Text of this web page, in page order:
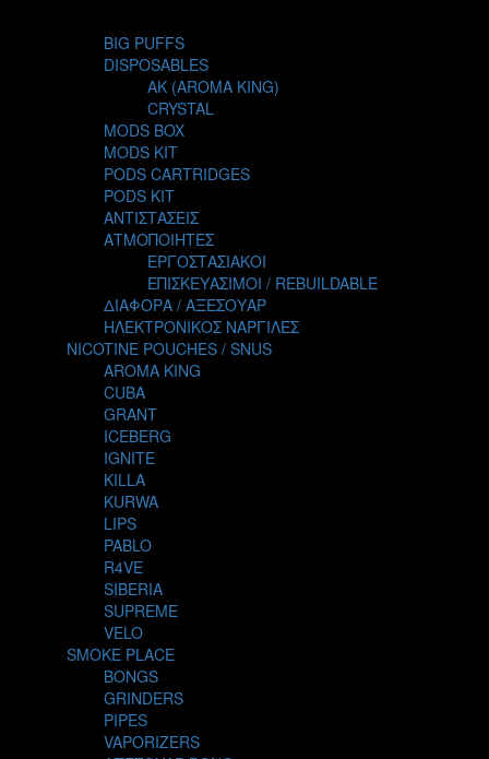
NUBO
OMERTA LIQUIDS
OPMH PROJECT
S-ELF JUICE
SADBOY
SCANDAL
SECRET FOREST
STEAM CITY LIQUIDS
STEAM TRAIN
STEAMPUNK
TALES
TATTOO
THE ALCHEMIST
THE SMOKER'S CLUB
TIKI MAHU
TWIST
VGOD
WILD ZOO
YETI
BIG PUFFS
DISPOSABLES
AK (AROMA KING)
CRYSTAL
MODS BOX
MODS KIT
PODS CARTRIDGES
PODS KIT
ΑΝΤΙΣΤΑΣΕΙΣ
ΑΤΜΟΠΟΙΗΤΕΣ
ΕΡΓΟΣΤΑΣΙΑΚΟΙ
ΕΠΙΣΚΕΥΑΣΙΜΟΙ / REBUILDABLE
ΔΙΑΦΟΡΑ / ΑΞΕΣΟΥΑΡ
ΗΛΕΚΤΡΟΝΙΚΟΣ ΝΑΡΓΙΛΕΣ
NICOTINE POUCHES / SNUS
AROMA KING
CUBA
GRANT
ICEBERG
IGNITE
KILLA
KURWA
LIPS
PABLO
R4VE
SIBERIA
SUPREME
VELO
SMOKE PLACE
BONGS
GRINDERS
PIPES
VAPORIZERS